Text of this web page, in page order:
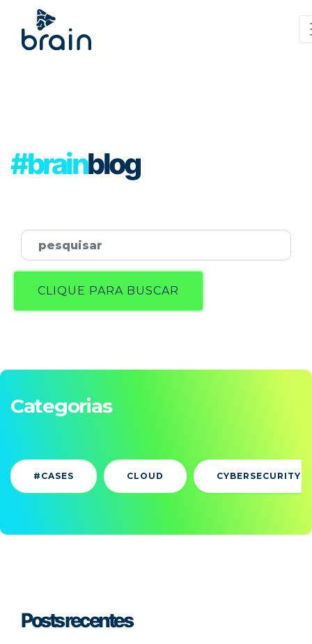
#brainblog
Password
CLIQUE PARA BUSCAR
Categorias
#CASES CLOUD CYBERSECURITY
Posts recentes